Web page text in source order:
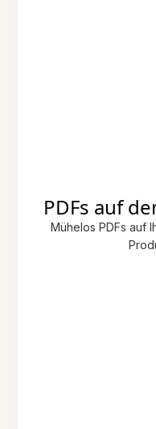
PDFs auf
Mühelos PDFs auf